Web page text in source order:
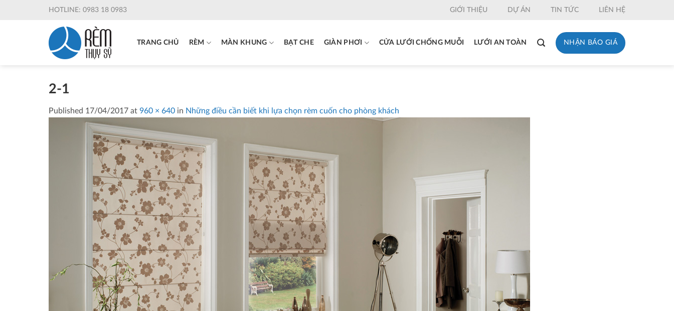
HOTLINE: 0983 18 0983 GIỚI THIỆU DỰ ÁN TIN TỨC LIÊN HỆ
TRANG CHỦ RÈM MÀN KHUNG BẠT CHE GIÀN PHƠI CỬA LƯỚI CHỐNG MUỖI LƯỚI AN TOÀN NHẬN BÁO GIÁ
2-1
Published 17/04/2017 at 960 × 640 in Những điều cần biết khi lựa chọn rèm cuốn cho phòng khách